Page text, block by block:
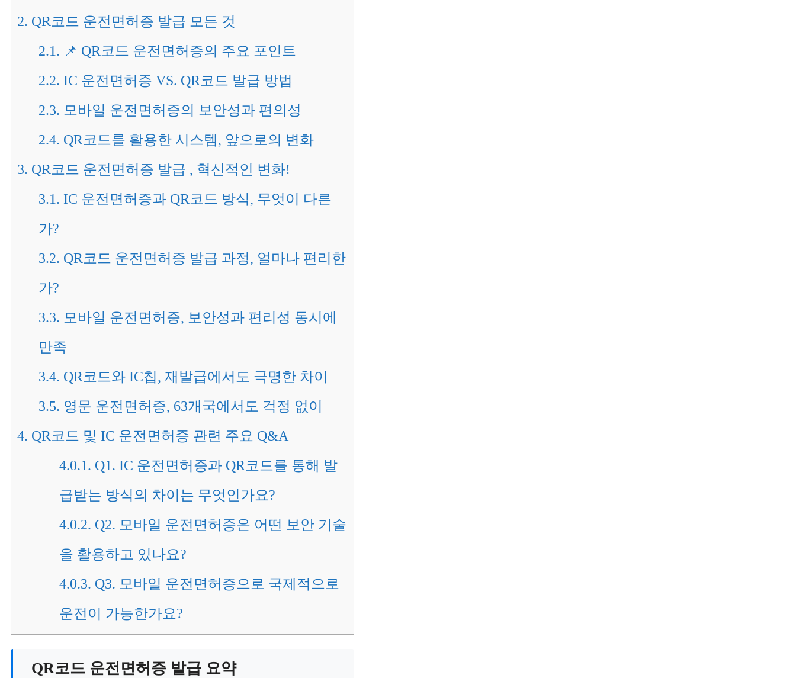
2. QR코드 운전면허증 발급 모든 것
2.1. 📌 QR코드 운전면허증의 주요 포인트
2.2. IC 운전면허증 VS. QR코드 발급 방법
2.3. 모바일 운전면허증의 보안성과 편의성
2.4. QR코드를 활용한 시스템, 앞으로의 변화
3. QR코드 운전면허증 발급 , 혁신적인 변화!
3.1. IC 운전면허증과 QR코드 방식, 무엇이 다른
가?
3.2. QR코드 운전면허증 발급 과정, 얼마나 편리한
가?
3.3. 모바일 운전면허증, 보안성과 편리성 동시에
만족
3.4. QR코드와 IC칩, 재발급에서도 극명한 차이
3.5. 영문 운전면허증, 63개국에서도 걱정 없이
4. QR코드 및 IC 운전면허증 관련 주요 Q&A
4.0.1. Q1. IC 운전면허증과 QR코드를 통해 발
급받는 방식의 차이는 무엇인가요?
4.0.2. Q2. 모바일 운전면허증은 어떤 보안 기술
을 활용하고 있나요?
4.0.3. Q3. 모바일 운전면허증으로 국제적으로
운전이 가능한가요?
QR코드 운전면허증 발급 요약